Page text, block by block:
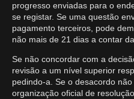
progresso enviadas para o
se registar. Se uma questão
pagamento terceiros, pode
não mais de 21 dias a contar
Se não concordar com a
revisão a um nível superior
pedindo-a. Se o desacordo
organização oficial de